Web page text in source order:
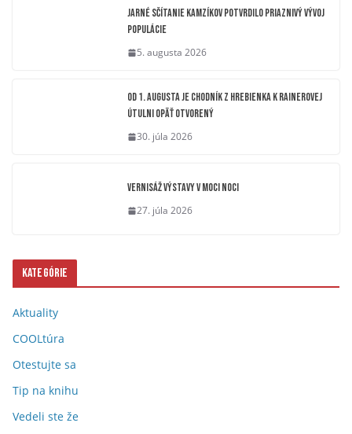
Jarné sčítanie kamzíkov potvrdilo priaznivý vývoj
populácie
5. augusta 2026
OD 1. AUGUSTA JE CHODNÍK Z HREBIENKA K RAINEROVEJ
ÚTULNI OPÄŤ OTVORENÝ
30. júla 2026
Vernisáž výstavy V moci noci
27. júla 2026
Kategórie
Aktuality
COOLtúra
Otestujte sa
Tip na knihu
Vedeli ste že